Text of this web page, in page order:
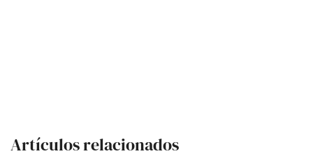
Artículos relacionados